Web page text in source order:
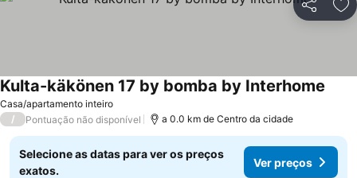
Partilhar
Casa/apartamento inteiro
Kulta-käkönen 17 by bomba by Interhome
/ Pontuação não disponível a 0.0 km de Centro da cidade
Selecione as datas para ver os preços
exatos.
Ver preços